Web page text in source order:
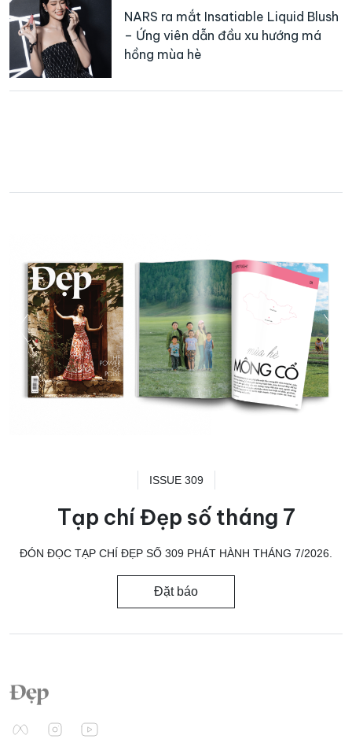
NARS ra mắt Insatiable Liquid Blush
– Ứng viên dẫn đầu xu hướng má
hồng mùa hè
ISSUE 309
Tạp chí Đẹp số tháng 7
ĐÓN ĐỌC TẠP CHÍ ĐẸP SỐ 309 PHÁT HÀNH THÁNG 7/2026.
Đặt báo